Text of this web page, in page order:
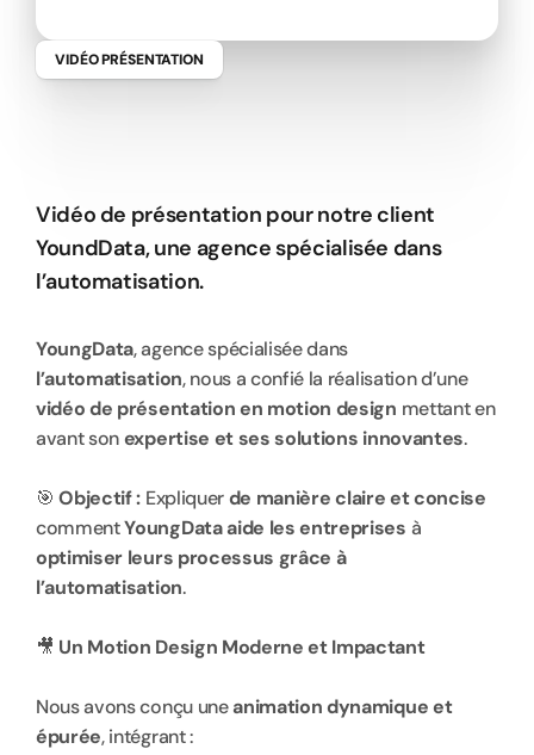
VIDÉO PRÉSENTATION
Vidéo de présentation pour notre client
YoundData, une agence spécialisée dans
l’automatisation.
YoungData
l’automatisation
, nous a confié la réalisation d’une
vidéo de présentation en motion design mettant en
avant son expertise et ses solutions innovantes.
🎯 Objectif : Expliquer de manière claire et concise
comment YoungData aide les entreprises
optimiser leurs processus grâce à
l’automatisation.
🎥 Un Motion Design Moderne et Impactant
Nous avons conçu une animation dynamique et
épurée, intégrant :